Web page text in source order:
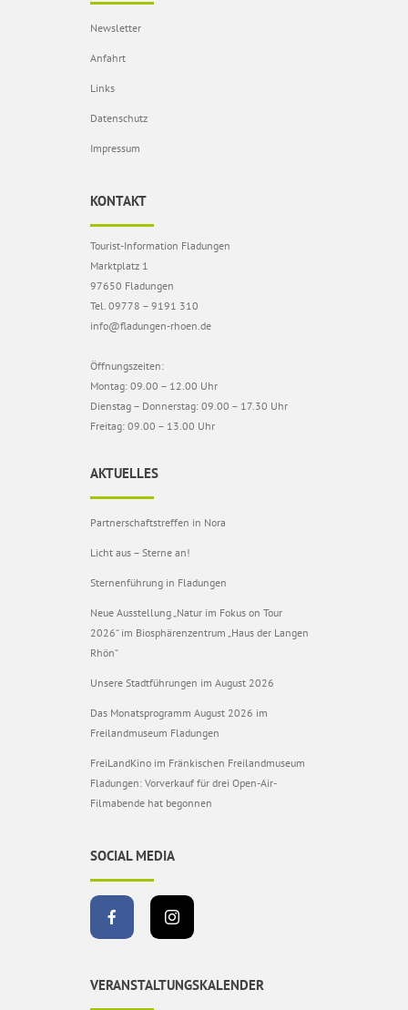
Newsletter
Anfahrt
Links
Datenschutz
Impressum
KONTAKT
Tourist-Information Fladungen
Marktplatz 1
97650 Fladungen
Tel. 09778 – 9191 310
info@fladungen-rhoen.de
Öffnungszeiten:
Montag: 09.00 – 12.00 Uhr
Dienstag – Donnerstag: 09.00 – 17.30 Uhr
Freitag: 09.00 – 13.00 Uhr
AKTUELLES
Partnerschaftstreffen in Nora
Licht aus – Sterne an!
Sternenführung in Fladungen
Neue Ausstellung „Natur im Fokus on Tour
2026“ im Biosphärenzentrum „Haus der Langen
Rhön“
Unsere Stadtführungen im August 2026
Das Monatsprogramm August 2026 im
Freilandmuseum Fladungen
FreiLandKino im Fränkischen Freilandmuseum
Fladungen: Vorverkauf für drei Open-Air-
Filmabende hat begonnen
SOCIAL MEDIA
VERANSTALTUNGSKALENDER